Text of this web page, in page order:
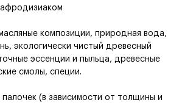
афродизиаком
композиции, природная вода,
экологически чистый древесный
эссенции и пыльца, древесные
смолы, специи.
палочек (в зависимости от толщины и